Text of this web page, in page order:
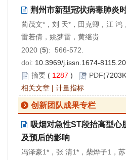
荆州市新型冠状病毒肺炎
蔺茂文*，刘 天*，田克卿，江 鸿
雷若倩，姚梦雷，黄继贵
2020 (5): 566-572.
doi: 10.3969/j.issn.1674-
摘要 ( 1287 ) PDF
相关文章 | 计量指标
创新团队成果专栏
吸烟对急性ST段抬高型心
及预后的影响
冯泽豪1*，张 清1*，柴烨子1，